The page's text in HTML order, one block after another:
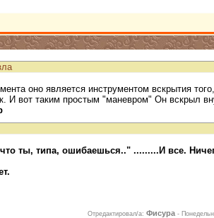
оно является инструментом вскрытия того,
И вот таким простым "маневром" Он вскрыл
ты, типа, ошибаешься.." .........И все.
Отредактировал/а:Фисура -